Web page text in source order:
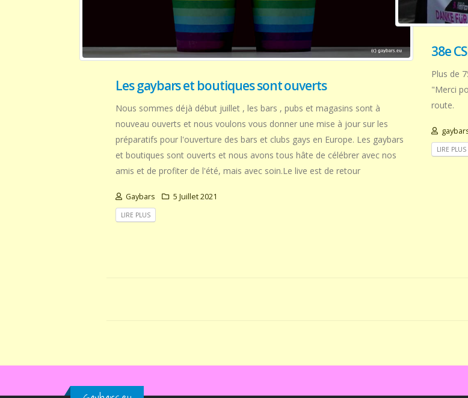
Les gaybars et boutiques sont ouverts
Nous sommes déjà début juillet , les bars , pubs et magasins sont à
nouveau ouverts et nous voulons vous donner une mise à jour sur les
préparatifs pour l'ouverture des bars et clubs gays en Europe. Les gaybars
et boutiques sont ouverts et nous avons tous hâte de célébrer avec nos
amis et de profiter de l'été, mais avec soin.Le live est de retour
Gaybars 5 Juillet 2021
LIRE PLUS
38e
Plus de
"Merci
route.
LIRE PLUS